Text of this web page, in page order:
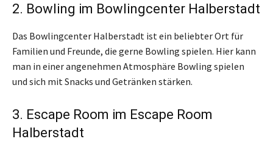
2. Bowling im Bowlingcenter Halberstadt
Das Bowlingcenter Halberstadt ist ein beliebter Ort für
Familien und Freunde, die gerne Bowling spielen. Hier kann
man in einer angenehmen Atmosphäre Bowling spielen
und sich mit Snacks und Getränken stärken.
3. Escape Room im Escape Room
Halberstadt